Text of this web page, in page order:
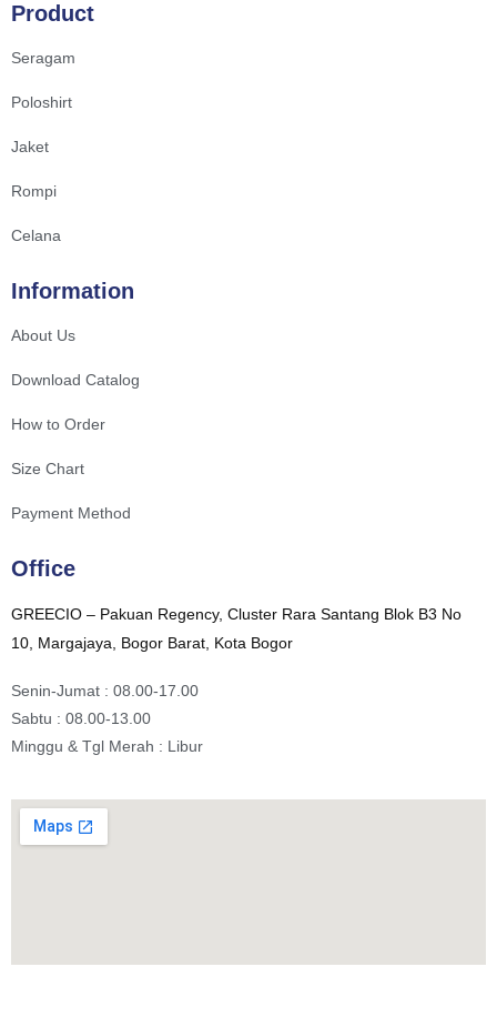
Product
Seragam
Poloshirt
Jaket
Rompi
Celana
Information
About Us
Download Catalog
How to Order
Size Chart
Payment Method
Office
GREECIO – Pakuan Regency, Cluster Rara Santang Blok B3 No
10, Margajaya, Bogor Barat, Kota Bogor
Senin-Jumat : 08.00-17.00
Sabtu : 08.00-13.00
Minggu & Tgl Merah : Libur